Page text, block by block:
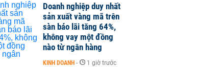
Doanh nghiệp duy nhất
sản xuất vàng mã trên
sàn báo lãi tăng 64%,
không vay một đồng
nào từ ngân hàng
KINH DOANH - 1 giờ trước